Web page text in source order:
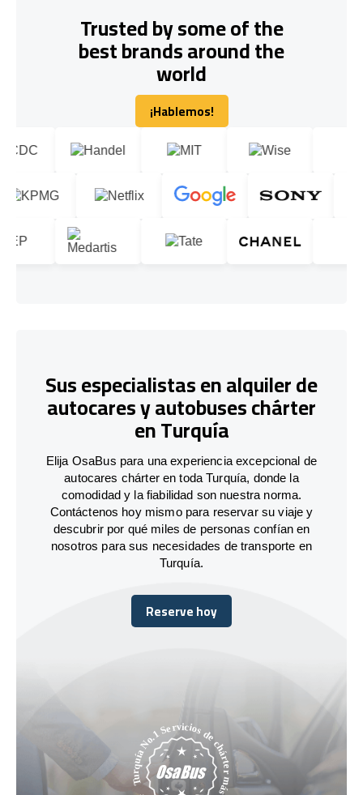
Trusted by some of the
best brands around the
world
¡Hablemos!
¡Hablemos!
Sus especialistas en alquiler de
autocares y autobuses chárter
en Turquía
Elija OsaBus para una experiencia excepcional de
autocares chárter en toda Turquía, donde la
comodidad y la fiabilidad son nuestra norma.
Contáctenos hoy mismo para reservar su viaje y
descubrir por qué miles de personas confían en
nosotros para sus necesidades de transporte en
Turquía.
Reserve hoy
Reserve hoy